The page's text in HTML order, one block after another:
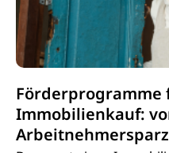
Förderprogramme
Immobilienkauf: